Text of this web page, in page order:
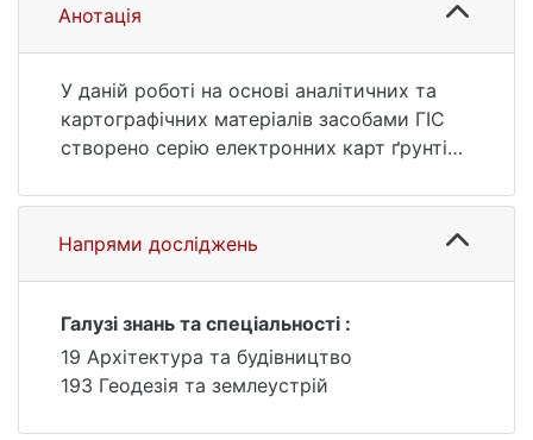
URL:
https://ir.library.knu.ua/handle/123456789/81
Анотація
У даній роботі на основі аналітичних та
картографічних матеріалів засобами ГІС
створено серію електронних карт ґрунтів
області.
Проаналізовано природні умови та
фактори ґрунтоутворення Кременецького
вивчення геологічної будови, рельєфу,
клімату, ґрунтових вод, рослинності та
антропогенної діяльність людини.
Напрями досліджень
Галузі знань та спеціальності :
19 Архітектура та будівництво
193 Геодезія та землеустрій